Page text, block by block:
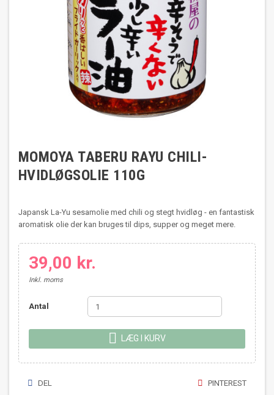
MOMOYA TABERU RAYU CHILI-
HVIDLØGSOLIE 110G
Japansk La-Yu sesamolie med chili og stegt hvidløg - en fantastisk
aromatisk olie der kan bruges til dips, supper og meget mere.
39,00 kr.
Inkl. moms
Antal
 LÆG I KURV
DEL PINTEREST